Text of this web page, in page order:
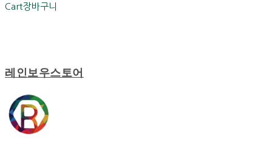
Cart장바구니
레인보우스토어